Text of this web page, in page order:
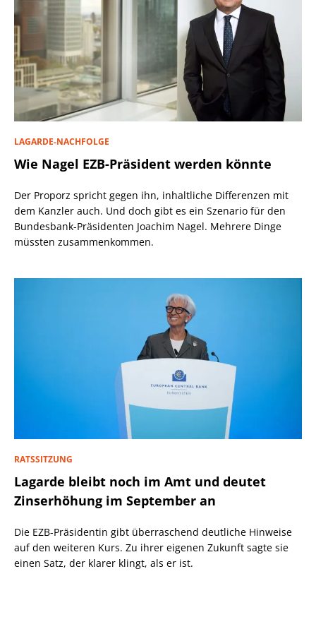
LAGARDE-NACHFOLGE
Wie Nagel EZB-Präsident werden könnte
Der Proporz spricht gegen ihn, inhaltliche Differenzen mit
dem Kanzler auch. Und doch gibt es ein Szenario für den
Bundesbank-Präsidenten Joachim Nagel. Mehrere Dinge
müssten zusammenkommen.
RATSSITZUNG
Lagarde bleibt noch im Amt und deutet
Zinserhöhung im September an
Die EZB-Präsidentin gibt überraschend deutliche Hinweise
auf den weiteren Kurs. Zu ihrer eigenen Zukunft sagte sie
einen Satz, der klarer klingt, als er ist.